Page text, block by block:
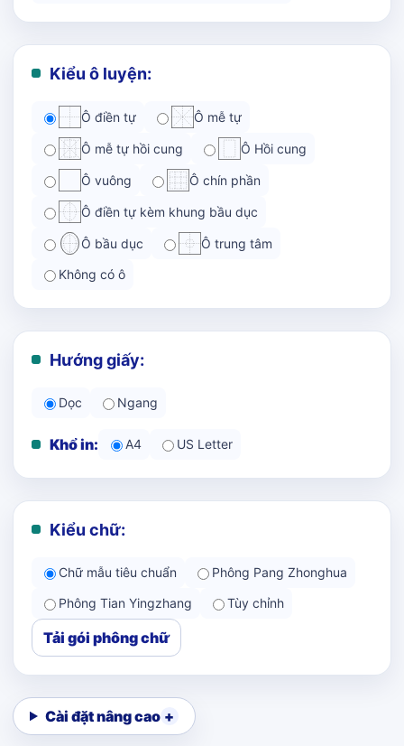
Kiểu ô luyện:
Ô điền tự Ô mễ tự
Ô mễ tự hồi cung Ô Hồi cung
Ô vuông Ô chín phần
Ô điền tự kèm khung bầu dục
Ô bầu dục Ô trung tâm
Không có ô
Hướng giấy:
Dọc Ngang
Khổ in: A4 US Letter
Kiểu chữ:
Chữ mẫu tiêu chuẩn
Phông Pang Zhonghua
Phông Tian Yingzhang
Tùy chỉnh
Tải gói phông chữ
Cài đặt nâng cao